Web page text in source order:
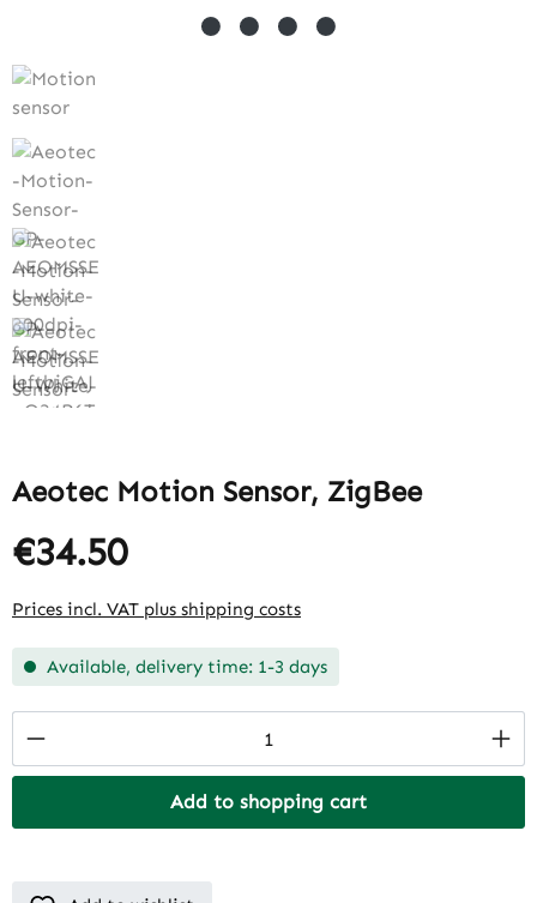
Aeotec Motion Sensor, ZigBee
€34.50
Prices incl. VAT plus shipping costs
Available, delivery time: 1-3 days
Product Quantity: Enter the desired
Add to shopping cart